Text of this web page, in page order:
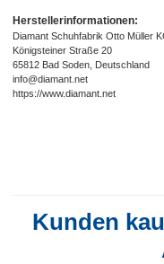
Herstellerinformationen:
Diamant Schuhfabrik Otto Müller
Königsteiner Straße 20
65812 Bad Soden, Deutschland
info@diamant.net
https://www.diamant.net
Kunden